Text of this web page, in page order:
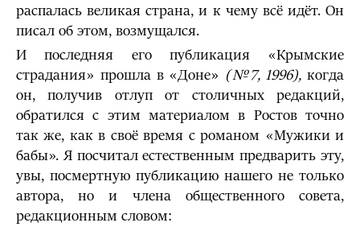
распалась великая страна, и к чему всё идёт. Он
писал об этом, возмущался.
И последняя его публикация «Крымские
страдания» прошла в «Доне» (№7, 1996), когда
он, получив отлуп от столичных редакций,
обратился с этим материалом в Ростов точно
так же, как в своё время с романом «Мужики и
бабы». Я посчитал естественным предварить эту,
увы, посмертную публикацию нашего не только
автора, но и члена общественного совета,
редакционным словом: